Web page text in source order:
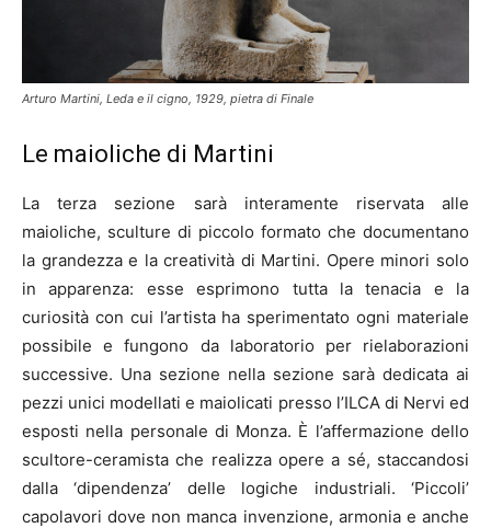
Arturo Martini, Leda e il cigno, 1929, pietra di Finale
Le maioliche di Martini
La terza sezione sarà interamente riservata alle
maioliche, sculture di piccolo formato che documentano
la grandezza e la creatività di Martini. Opere minori solo
in apparenza: esse esprimono tutta la tenacia e la
curiosità con cui l’artista ha sperimentato ogni materiale
possibile e fungono da laboratorio per rielaborazioni
successive. Una sezione nella sezione sarà dedicata ai
pezzi unici modellati e maiolicati presso l’ILCA di Nervi ed
esposti nella personale di Monza. È l’affermazione dello
scultore-ceramista che realizza opere a sé, staccandosi
dalla ‘dipendenza’ delle logiche industriali. ‘Piccoli’
capolavori dove non manca invenzione, armonia e anche